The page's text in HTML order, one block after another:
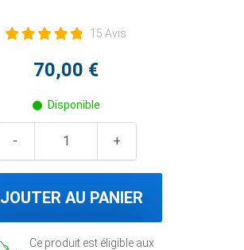
15 Avis
70,00 €
Disponible
AU PANIER
Ce produit est éligible aux